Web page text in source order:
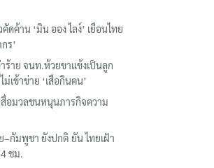
ดค้าน ‘มิน ออง ไลง์’ เยือนไทย
ร’
ร้าย จนท.ห้วยขาแข้งเป็นลูก
เข้าข่าย ‘เสือกินคน’
อมวลชนหนุนภารกิจความ
กัมพูชา ยังปกติ ยัน ไทยเฝ้า
ชม.